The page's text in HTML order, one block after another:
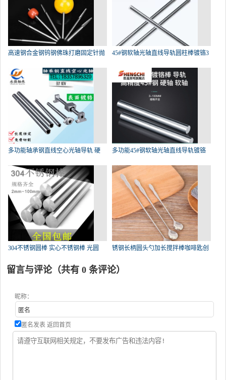
高速钢合金钢钨钢佛珠打磨固定针抛 45#钢软轴光轴直线导轨圆柱棒镀铬3
多功能轴承钢直线空心光轴导轨 硬 多功能45#钢软轴光轴直线导轨镀铬
304不锈钢圆棒 实心不锈钢棒 光圆 锈钢长柄圆头勺加长搅拌棒咖啡匙创
留言与评论（共有 0 条评论）
昵称：
匿名发表 返回首页